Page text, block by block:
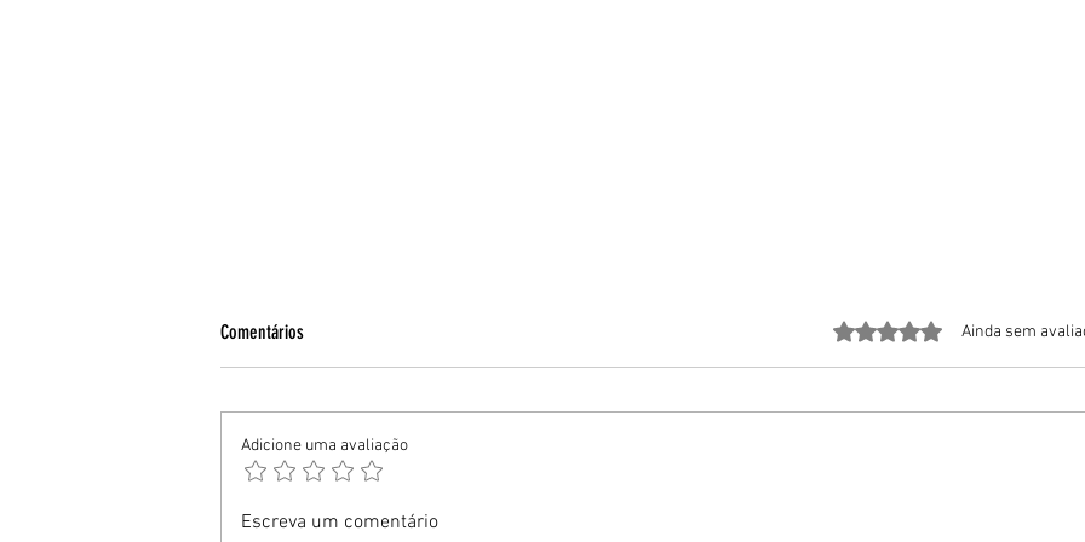
EPTC participa de evento de mobilidade e
Comentários Avaliado com 0 de 5
Ainda sem
Adicione uma avaliação
Escreva um comentário